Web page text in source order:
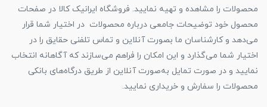
محصولات را مشاهده و تهیه نمایید. فروشگاه ایرانیک کالا در صفحات
محصول خود توضیحات جامعی درباره محصولات در اختیار شما قرار
می‌دهد و کارشناسان ما بصورت آنلاین و تماس تلفنی حقایق را در
اختیار شما می‌گذارد و این امکان را فراهم می‌سازند که آگاهانه انتخاب
نمایید و در صورت تمایل به‌صورت آنلاین از طریق درگاه‌های بانکی
محصولات را سفارش و خریداری نمایید.